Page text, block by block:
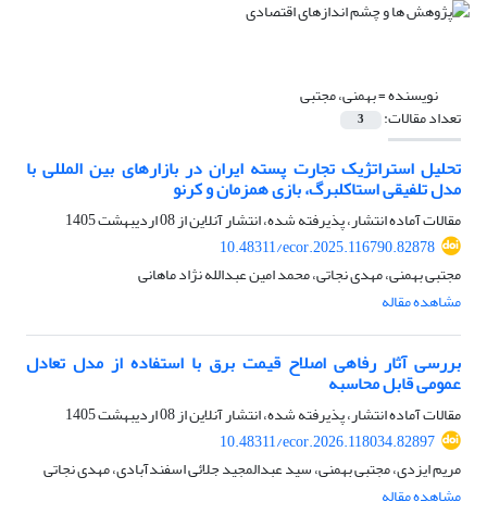
نویسنده =بهمنی، مجتبی
تعداد مقالات: 3
تحلیل استراتژیک تجارت پسته ایران در بازارهای بین المللی با
مدل تلفیقی استاکلبرگ، بازی همزمان و کرنو
مقالات آماده انتشار، پذیرفته شده، انتشار آنلاین از08 اردیبهشت 1405
10.48311/ecor.2025.116790.82878
مجتبی بهمنی، مهدی نجاتی، محمد امین عبدالله نژاد ماهانی
مشاهده مقاله
بررسی آثار رفاهی اصلاح قیمت برق با استفاده از مدل تعادل
عمومی قابل محاسبه
مقالات آماده انتشار، پذیرفته شده، انتشار آنلاین از08 اردیبهشت 1405
10.48311/ecor.2026.118034.82897
مریم ایزدی، مجتبی بهمنی، سید عبدالمجید جلائی اسفندآبادی، مهدی نجاتی
مشاهده مقاله